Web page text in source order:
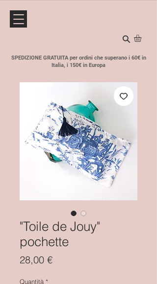
SPEDIZIONE GRATUITA per ordini che superano i 60€ in
Italia, i 150€ in Europa
"Toile de Jouy"
pochette
28,00 €Prezzo
Quantità *